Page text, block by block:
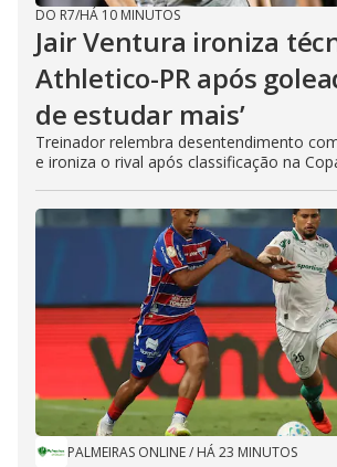
DO R7/HÁ 10 MINUTOS
Jair Ventura ironiza
Athletico-PR após
de estudar mais’
Treinador relembra desentendimento
e ironiza o rival após classificação na
PALMEIRAS ONLINE/ HÁ 23 MINUTOS